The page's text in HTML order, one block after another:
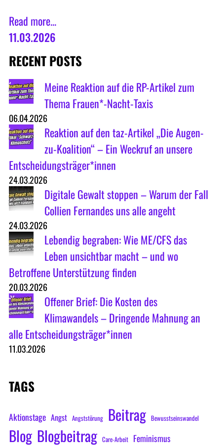
Read more...
11.03.2026
RECENT POSTS
Meine Reaktion auf die RP-Artikel zum
Thema Frauen*-Nacht-Taxis
06.04.2026
Reaktion auf den taz-Artikel „Die Augen-
zu-Koalition“ – Ein Weckruf an unsere
Entscheidungsträger*innen
24.03.2026
Digitale Gewalt stoppen – Warum der Fall
Collien Fernandes uns alle angeht
24.03.2026
Lebendig begraben: Wie ME/CFS das
Leben unsichtbar macht – und wo
Betroffene Unterstützung finden
20.03.2026
Offener Brief: Die Kosten des
Klimawandels – Dringende Mahnung an
alle Entscheidungsträger*innen
11.03.2026
TAGS
Aktionstage Angst Angststörung Beitrag Bewusstseinswandel
Blog Blogbeitrag Care-Arbeit Feminismus